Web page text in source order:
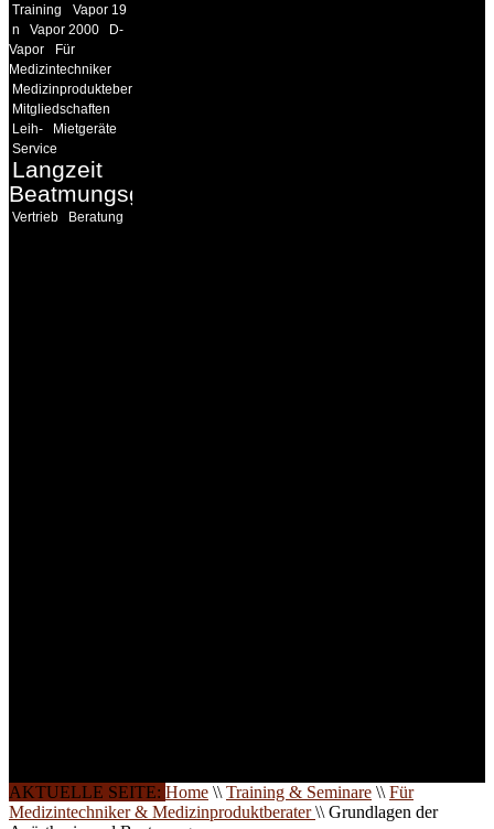
Training
Vapor 19
n
Vapor 2000
D-
Vapor
Für
Medizintechniker
Medizinprodukteberater
Mitgliedschaften
Leih-
Mietgeräte
Service
Langzeit
Beatmungsgeräte
Vertrieb Beratung
AKTUELLE SEITE: Home \\ Training & Seminare \\ Für
Medizintechniker & Medizinproduktberater\\ Grundlagen der